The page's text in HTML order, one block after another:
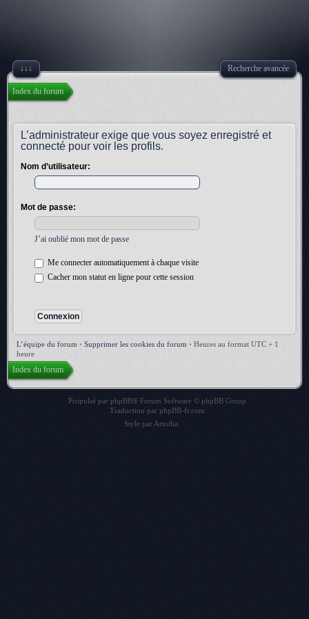
↓↓↓ Recherche avancée
Index du forum
L’administrateur exige que vous soyez enregistré et
connecté pour voir les profils.
Nom d’utilisateur:
Mot de passe:
J’ai oublié mon mot de passe
Me connecter automatiquement à chaque visite
Cacher mon statut en ligne pour cette session
L’équipe du forum • Supprimer les cookies du forum • Heures au format UTC + 1
heure
Index du forum
Propulsé par phpBB® Forum Software © phpBB Group
Traduction par phpBB-fr.com
Style par Artodia